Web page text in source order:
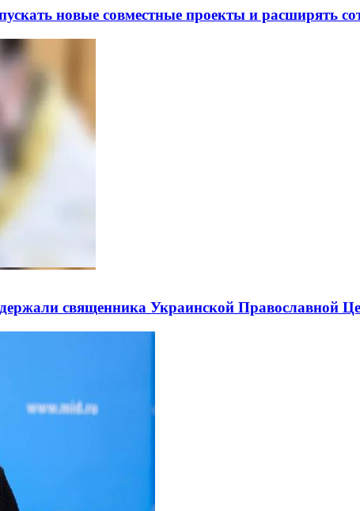
новые совместные проекты и расширять
священника Украинской Православной